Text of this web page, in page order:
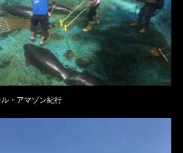
・アマゾン紀行